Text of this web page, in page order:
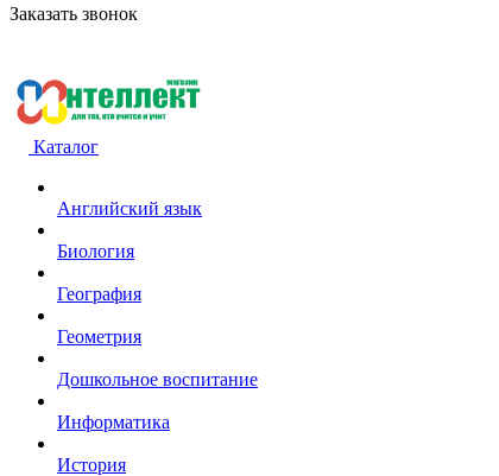
Заказать звонок
Каталог
Английский язык
Биология
География
Геометрия
Дошкольное воспитание
Информатика
История